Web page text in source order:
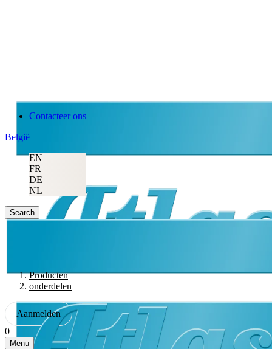
Contacteer ons
België
EN
FR
DE
NL
Search
Producten
onderdelen
Aanmelden
0
Menu